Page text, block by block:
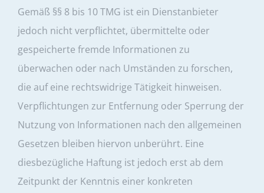
Gemäß §§ 8 bis 10 TMG ist ein Dienstanbieter
jedoch nicht verpflichtet, übermittelte oder
gespeicherte fremde Informationen zu
überwachen oder nach Umständen zu forschen,
die auf eine rechtswidrige Tätigkeit hinweisen.
Verpflichtungen zur Entfernung oder Sperrung der
Nutzung von Informationen nach den allgemeinen
Gesetzen bleiben hiervon unberührt. Eine
diesbezügliche Haftung ist jedoch erst ab dem
Zeitpunkt der Kenntnis einer konkreten